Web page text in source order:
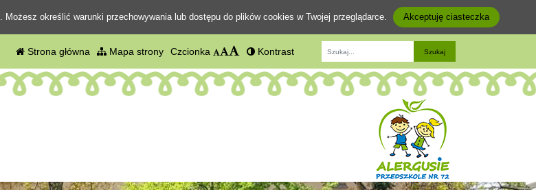
. Możesz określić warunki przechowywania lub dostępu do plików cookies w Twojej przeglądarce. Akceptuję ciasteczka
Strona główna Mapa strony Czcionka Kontrast
Fraza